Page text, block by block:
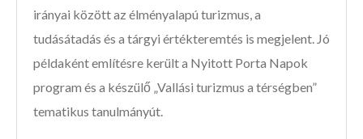
irányai között az élményalapú turizmus, a
tudásátadás és a tárgyi értékteremtés is megjelent. Jó
példaként említésre került a Nyitott Porta Napok
program és a készülő „Vallási turizmus a térségben”
tematikus tanulmányút.